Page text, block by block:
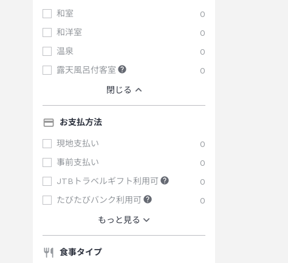
和室
0
和洋室
0
温泉
0
露天風呂付客室
0
閉じる
お支払方法
現地支払い
0
事前支払い
0
JTBトラベルギフト利用可
0
たびたびバンク利用可
0
もっと見る
食事タイプ